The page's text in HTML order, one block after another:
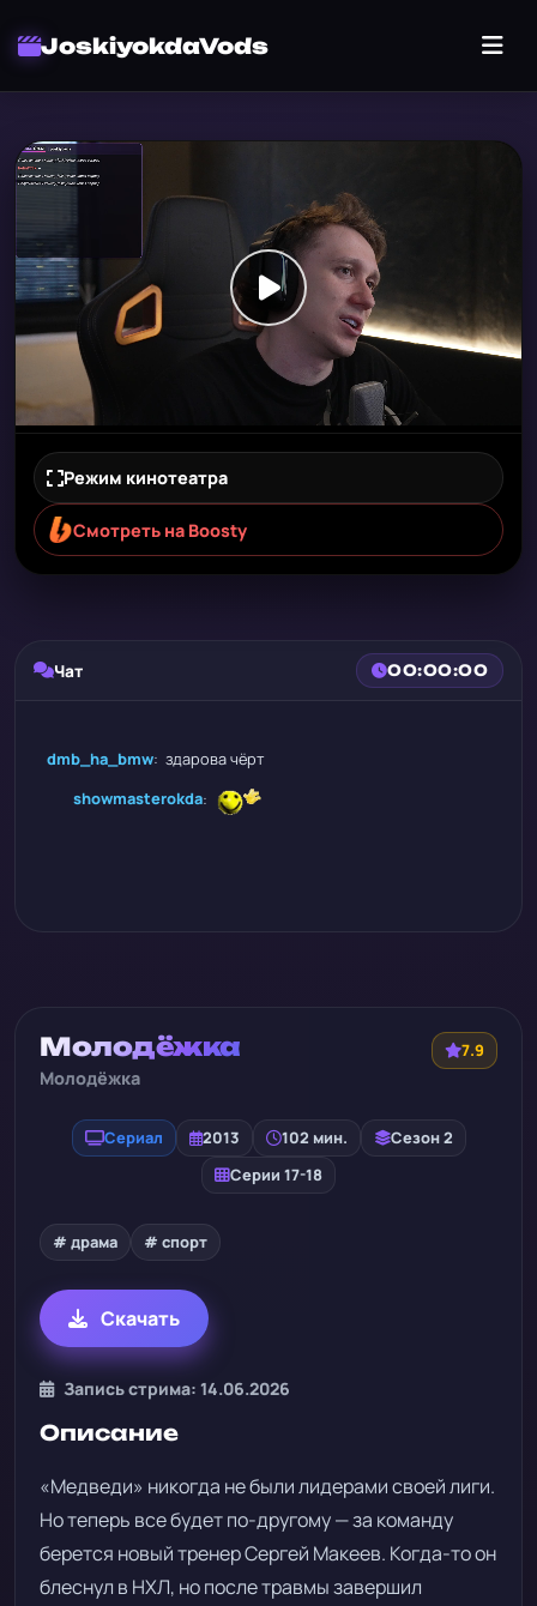
JoskiyokdaVods
Режим кинотеатра
Смотреть на Boosty
Чат 00:00:00
dmb_ha_bmw: здарова чёрт
showmasterokda:
Молодёжка
Молодёжка
7.9
Сериал 2013 102 мин.
Сезон 2
Серии 17-18
# драма # спорт
Скачать
Запись стрима: 14.06.2026
Описание
«Медведи» никогда не были лидерами своей лиги.
Но теперь все будет по-другому — за команду
берется новый тренер Сергей Макеев. Когда-то он
блеснул в НХЛ, но после травмы завершил